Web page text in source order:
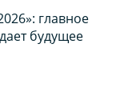
главное
будущее